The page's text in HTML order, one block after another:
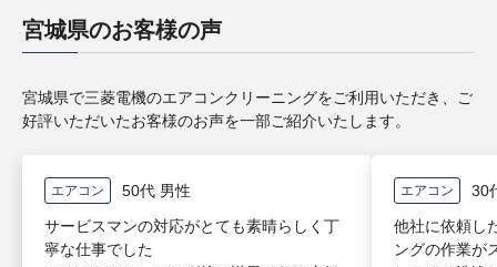
宮城県のお客様の声
宮城県で三菱電機のエアコンクリーニングをご利用いただき、ご
好評いただいたお客様のお声を一部ご紹介いたします。
エアコン 50代 男性
サービスマンの対応がとても素晴らしく丁
寧な仕事でした
エアコン 30
他社に依頼し
ングの作業が